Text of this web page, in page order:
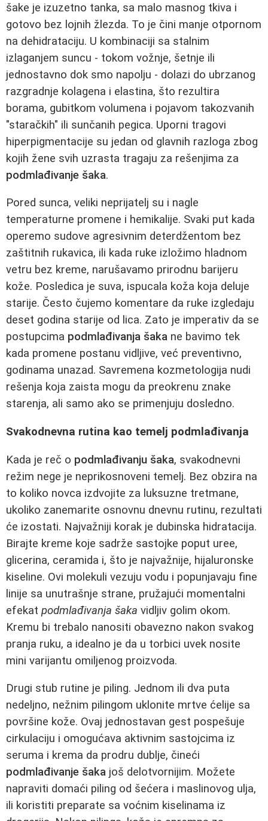
šake je izuzetno tanka, sa malo masnog tkiva i
gotovo bez lojnih žlezda. To je čini manje otpornom
na dehidrataciju. U kombinaciji sa stalnim
izlaganjem suncu - tokom vožnje, šetnje ili
jednostavno dok smo napolju - dolazi do ubrzanog
razgradnje kolagena i elastina, što rezultira
borama, gubitkom volumena i pojavom takozvanih
"staračkih" ili sunčanih pegica. Uporni tragovi
hiperpigmentacije su jedan od glavnih razloga zbog
kojih žene svih uzrasta tragaju za rešenjima za
podmlađivanje šaka.
Pored sunca, veliki neprijatelj su i nagle
temperaturne promene i hemikalije. Svaki put kada
operemo sudove agresivnim deterdžentom bez
zaštitnih rukavica, ili kada ruke izložimo hladnom
vetru bez kreme, narušavamo prirodnu barijeru
kože. Posledica je suva, ispucala koža koja deluje
starije. Često čujemo komentare da ruke izgledaju
deset godina starije od lica. Zato je imperativ da se
postupcima podmlađivanja šaka ne bavimo tek
kada promene postanu vidljive, već preventivno,
godinama unazad. Savremena kozmetologija nudi
rešenja koja zaista mogu da preokrenu znake
starenja, ali samo ako se primenjuju dosledno.
Svakodnevna rutina kao temelj podmlađivanja
Kada je reč o podmlađivanju šaka, svakodnevni
režim nege je neprikosnoveni temelj. Bez obzira na
to koliko novca izdvojite za luksuzne tretmane,
ukoliko zanemarite osnovnu dnevnu rutinu, rezultati
će izostati. Najvažniji korak je dubinska hidratacija.
Birajte kreme koje sadrže sastojke poput uree,
glicerina, ceramida i, što je najvažnije, hijaluronske
kiseline. Ovi molekuli vezuju vodu i popunjavaju fine
linije sa unutrašnje strane, pružajući momentalni
efekat podmlađivanja šaka vidljiv golim okom.
Kremu bi trebalo nanositi obavezno nakon svakog
pranja ruku, a idealno je da u torbici uvek nosite
mini varijantu omiljenog proizvoda.
Drugi stub rutine je piling. Jednom ili dva puta
nedeljno, nežnim pilingom uklonite mrtve ćelije sa
površine kože. Ovaj jednostavan gest pospešuje
cirkulaciju i omogućava aktivnim sastojcima iz
seruma i krema da prodru dublje, čineći
podmlađivanje šaka još delotvornijim. Možete
napraviti domaći piling od šećera i maslinovog ulja,
ili koristiti preparate sa voćnim kiselinama iz